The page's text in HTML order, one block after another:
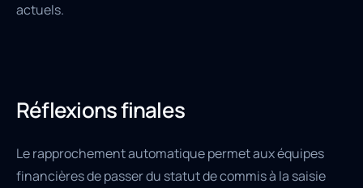
actuels.
Réflexions finales
Le rapprochement automatique permet aux équipes
financières de passer du statut de commis à la saisie